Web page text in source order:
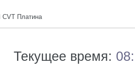
CVT Платина
Текущее время: